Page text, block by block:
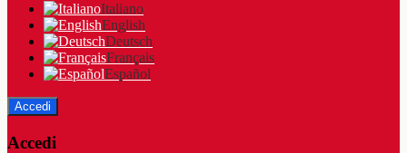
Italiano
English
Deutsch
Français
Español
Accedi
Accedi